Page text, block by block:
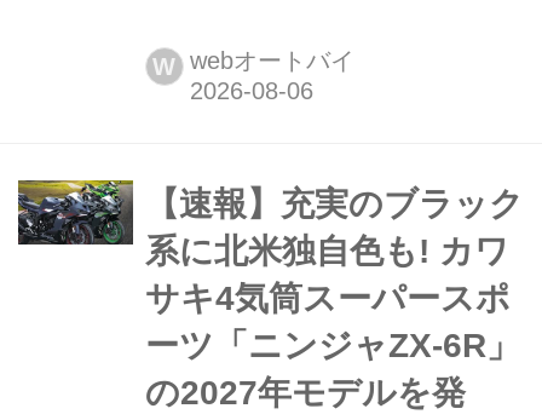
が、さらに先進性を高めて登場。クラ
ッチ操作を必要としないAMT(オート
トロール)、SAT(セミアクティブテク
ノロジー)など最新技術を満載しなが
ら、走らせると軽快でスポーテ...
W webオートバイ
【速報】充実のブラック
系に北米独自色も! カワ
サキ4気筒スーパースポ
ーツ「ニンジャZX-6R」
の2027年モデルを発